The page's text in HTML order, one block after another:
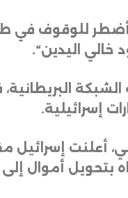
أضطر للوقوف في
خالي اليدين“.
إسرائيلية.
أعلنت
بتحويل أموال إلى